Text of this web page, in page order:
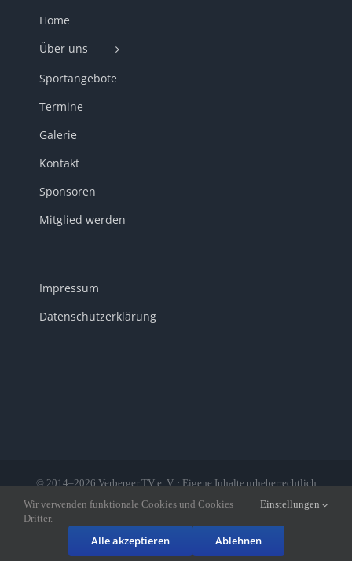
Home
Über uns
Sportangebote
Termine
Galerie
Kontakt
Sponsoren
Mitglied werden
Impressum
Datenschutzerklärung
© 2014–2026 Verberger TV e. V. · Eigene Inhalte urheberrechtlich
www.lsb.nrw.de
Facebook
Wir verwenden funktionale Cookies und Cookies
Dritter.
Einstellungen
Alle akzeptieren Ablehnen